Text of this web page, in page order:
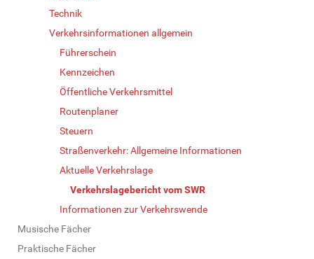
Technik
Verkehrsinformationen allgemein
Führerschein
Kennzeichen
Öffentliche Verkehrsmittel
Routenplaner
Steuern
Straßenverkehr: Allgemeine Informationen
Aktuelle Verkehrslage
Verkehrslagebericht vom SWR
Informationen zur Verkehrswende
Musische Fächer
Praktische Fächer